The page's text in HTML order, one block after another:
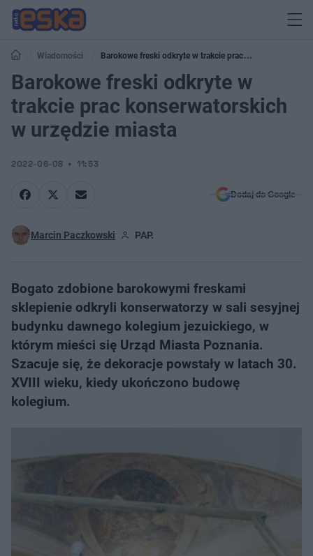
Wiadomości
Barokowe freski odkryte w trakcie prac
konserwatorskich w urzędzie miasta
Barokowe freski odkryte w
trakcie prac konserwatorskich
w urzędzie miasta
2022-06-08 11:53
Dodaj do Google
Marcin Paczkowski PAP.
Bogato zdobione barokowymi freskami
sklepienie odkryli konserwatorzy w sali sesyjnej
budynku dawnego kolegium jezuickiego, w
którym mieści się Urząd Miasta Poznania.
Szacuje się, że dekoracje powstały w latach 30.
XVIII wieku, kiedy ukończono budowę
kolegium.